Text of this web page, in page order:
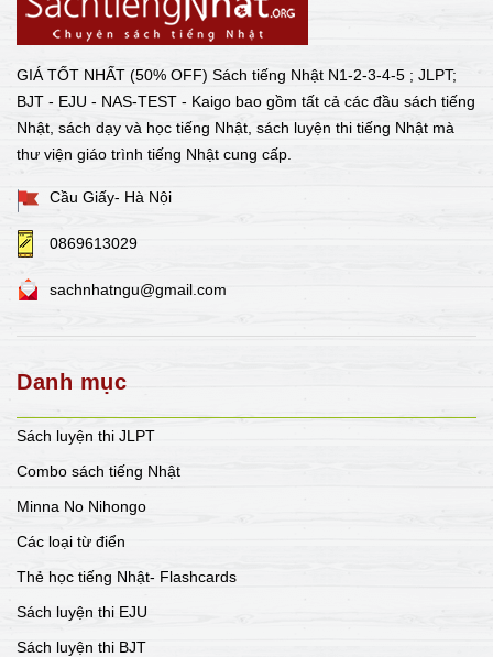
GIÁ TỐT NHẤT (50% OFF) Sách tiếng Nhật N1-2-3-4-5 ; JLPT;
BJT - EJU - NAS-TEST - Kaigo bao gồm tất cả các đầu sách tiếng
Nhật, sách dạy và học tiếng Nhật, sách luyện thi tiếng Nhật mà
thư viện giáo trình tiếng Nhật cung cấp.
Cầu Giấy- Hà Nội
0869613029
sachnhatngu@gmail.com
Danh mục
Sách luyện thi JLPT
Combo sách tiếng Nhật
Minna No Nihongo
Các loại từ điển
Thẻ học tiếng Nhật- Flashcards
Sách luyện thi EJU
Sách luyện thi BJT